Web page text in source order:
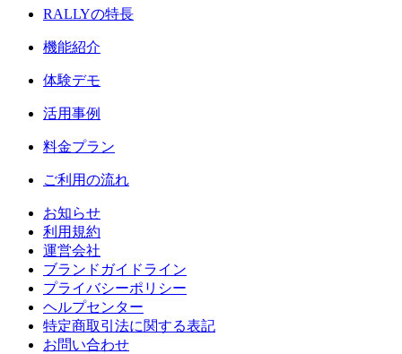
RALLYの特長
機能紹介
体験デモ
活用事例
料金プラン
ご利用の流れ
お知らせ
利用規約
運営会社
ブランドガイドライン
プライバシーポリシー
ヘルプセンター
特定商取引法に関する表記
お問い合わせ